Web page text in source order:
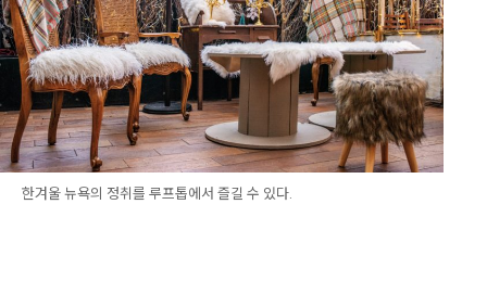
한겨울 뉴욕의 정취를 루프톱에서 즐길 수 있다.